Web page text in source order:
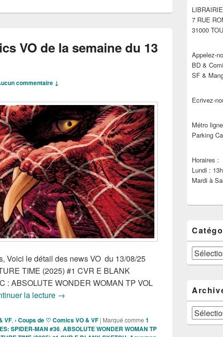
VO de la semaine du 13
commentaire ↓
Voici le détail des news VO du 13/08/25
TIME (2025) #1 CVR E BLANK
: ABSOLUTE WONDER WOMAN TP VOL
la lecture Sorties des Comics VO de la semaine du 13
→
VF, › Coups de ♡ Comics VO & VF | Marqué comme 1
SPIDER-MAN #36, ABSOLUTE WONDER WOMAN TP
barre
latérale
7 RUE
31000
Appelez-
BD &
SF &
Ecrivez-
Métro
Parking
Horaires :
Lundi :
Mardi à
Catégories
Archives